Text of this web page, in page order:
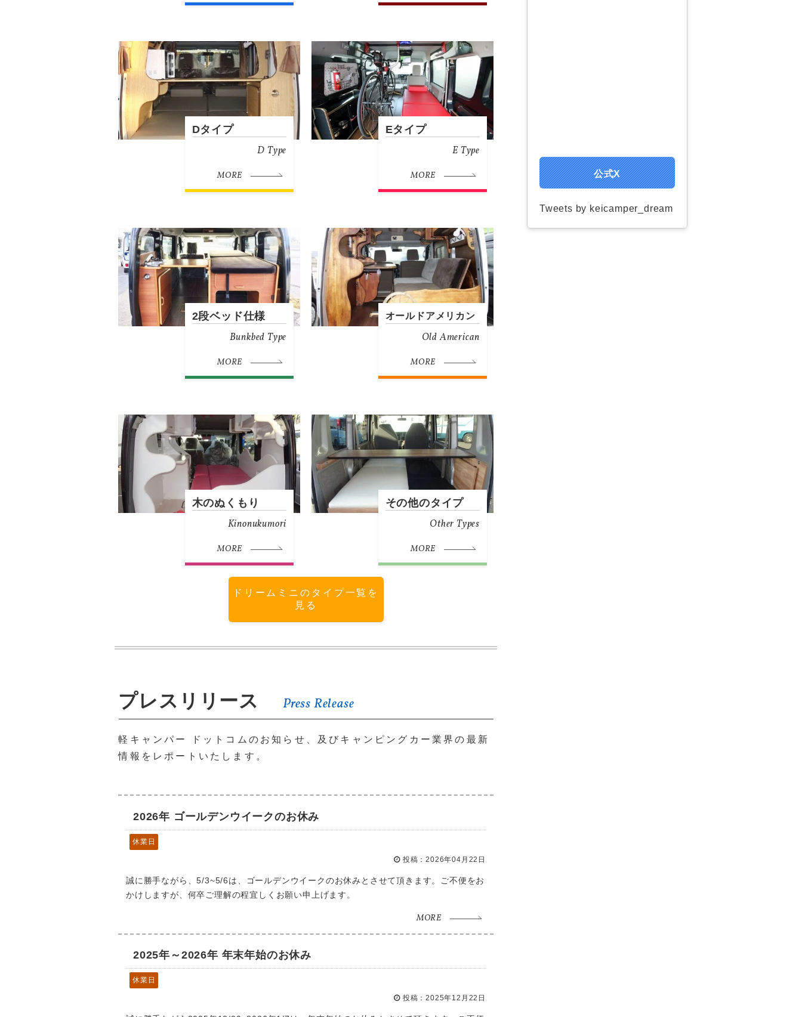
Dタイプ
D Type
MORE
Eタイプ
E Type
MORE
2段ベッド仕様
Bunkbed Type
MORE
オールドアメリカン
Old American
MORE
木のぬくもり
Kinonukumori
MORE
その他のタイプ
Other Types
MORE
ドリームミニのタイプ一覧を
見る
プレスリリース Press Release
軽キャンパー ドットコムのお知らせ、及びキャンピングカー業界の最新
情報をレポートいたします。
2026年 ゴールデンウイークのお休み
休業日
投稿：2026年04月22日
誠に勝手ながら、5/3~5/6は、ゴールデンウイークのお休みとさせて頂きます。ご不便をお
かけしますが、何卒ご理解の程宜しくお願い申上げます。
MORE
2025年～2026年 年末年始のお休み
休業日
投稿：2025年12月22日
公式X
Tweets by keicamper_dream